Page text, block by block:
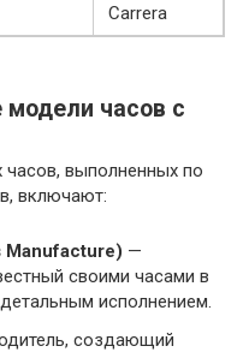
Carrera
часов с
выполненных по
включают:
Manufacture) —
своими часами в
исполнением.
создающий